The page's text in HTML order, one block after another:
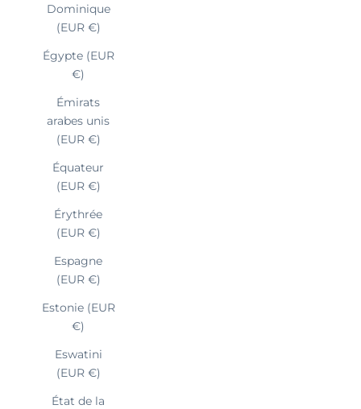
Dominique
(EUR €)
Égypte (EUR
€)
Émirats
arabes unis
(EUR €)
Équateur
(EUR €)
Érythrée
(EUR €)
Espagne
(EUR €)
Estonie (EUR
€)
Eswatini
(EUR €)
État de la